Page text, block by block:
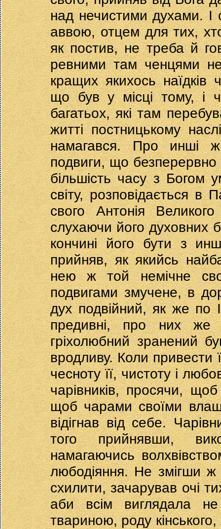
над нечистими духами. І
аввою, отцем для тих,
як постив, не треба й
ревними там ченцями
кращих якихось наїдків
що був у місці тому, і
багатьох, які там
житті постницькому
намагався. Про инші
подвиги, що безперервно
більшість часу з Богом
світу, розповідається в
свого Антонія
слухаючи його духовних
кончині його бути з
прийняв, як якийсь
нею ж той немічне
подвигами змучене, в
дух подвійний, як же по
предивні, про них же
гріхолюбний зранений
вродливу. Коли привести
чесноту її, чистоту і
чарівників, просячи,
щоб чарами своїми
відігнав від себе.
того прийнявши,
намагаючись
любодіяння. Не змігши ж
схилити, зачарував очі
аби всім виглядала
твариною, роду кінського,